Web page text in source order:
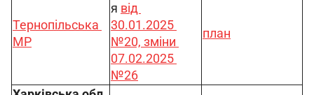
Тернопільська
МР
я від
30.01.2025
№20, зміни
07.02.2025
№26
план